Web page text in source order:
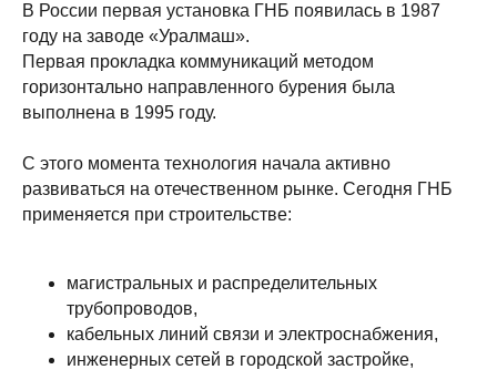
В России первая установка ГНБ появилась в 1987
году на заводе «Уралмаш».
Первая прокладка коммуникаций методом
горизонтально направленного бурения была
выполнена в 1995 году.
С этого момента технология начала активно
развиваться на отечественном рынке. Сегодня ГНБ
применяется при строительстве:
магистральных и распределительных
трубопроводов,
кабельных линий связи и электроснабжения,
инженерных сетей в городской застройке,